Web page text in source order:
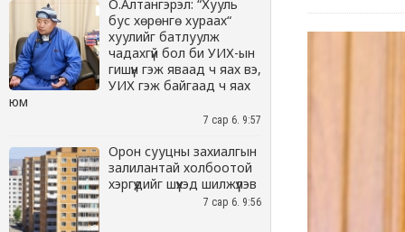
О.Алтангэрэл: “Хууль
бус хөрөнгө хураах“
хуулийг батлуулж
чадахгүй бол би УИХ-ын
гишүүн гэж яваад ч яах вэ,
УИХ гэж байгаад ч яах
юм
7 сар 6. 9:57
Орон сууцны захиалгын
залилантай холбоотой
хэргүүдийг шүүхэд шилжүүлэв
7 сар 6. 9:56